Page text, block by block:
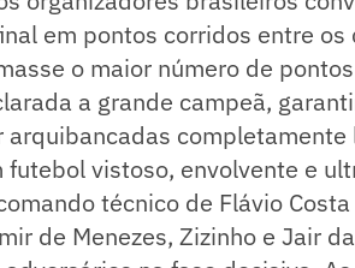
em pontos corridos entre
o maior número de
a grande campeã,
arquibancadas
futebol vistoso, envolvente e
técnico de Flávio
de Menezes, Zizinho e Jair